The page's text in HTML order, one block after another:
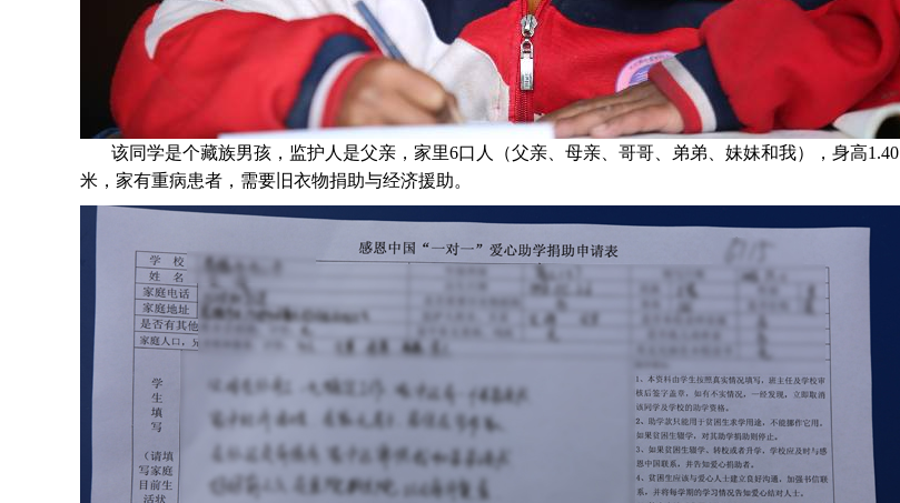
该同学是个藏族男孩，监护人是父亲，家里6口人（父亲、母亲、哥哥、弟弟、妹妹和我），身高1.40
米，家有重病患者，需要旧衣物捐助与经济援助。